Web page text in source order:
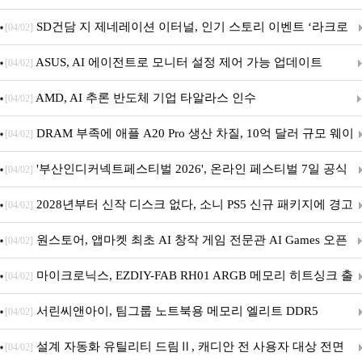
던전 13’ 참가!
[04/02] SD건담 지 제네레이션 이터널, 인기 스토리 이벤트 ‘라크로
아의 용사’ 재개최 및 풍성한 기념 이벤트 실시!
[04/02] ASUS, AI 에이전트로 모니터 설정 제어 가능 업데이트
[04/02] AMD, AI 추론 반도체 기업 타알라스 인수
[04/02] DRAM 부족에 애플 A20 Pro 생산 차질, 10억 달러 규모 웨이
퍼 대기
[04/02] '부산인디커넥트페스티벌 2026', 온라인 페스티벌 7일 공식
개막... 22일간 진행
[04/02] 2028년부터 신작 디스크 없다, 소니 PS5 신규 패키지에 경고
문 추가
[04/02] 원스토어, 앱마켓 최초 AI 창작 게임 전문관 AI Games 오픈
[04/02] 마이크로닉스, EZDIY-FAB RH01 ARGB 메모리 히트싱크 출
시
[04/02] 서린씨앤아이, 팀그룹 노트북용 메모리 엘리트 DDR5
5600MHz 16GB 출시
[04/02] 설계 자동화 유틸리티 드림Ⅱ, 캐디안 전 사용자 대상 전면